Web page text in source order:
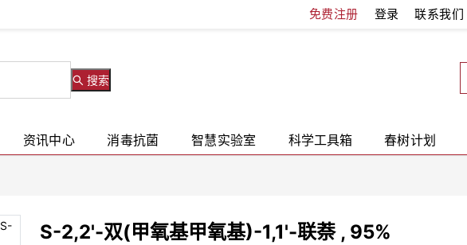
免费注册 登录 联系我们
搜索
资讯中心 消毒抗菌 智慧实验室 科学工具箱 春树计划
S-2,2'-双(甲氧基甲氧基)-1,1'-联萘 , 95%